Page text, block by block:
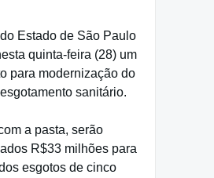
Estado de São Paulo
quinta-feira (28) um
para modernização do
sanitário.
a pasta, serão
R$33 milhões para
esgotos de cinco